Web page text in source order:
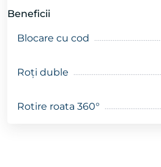
Beneficii
Blocare cu cod
Roți duble
Rotire roata 360°